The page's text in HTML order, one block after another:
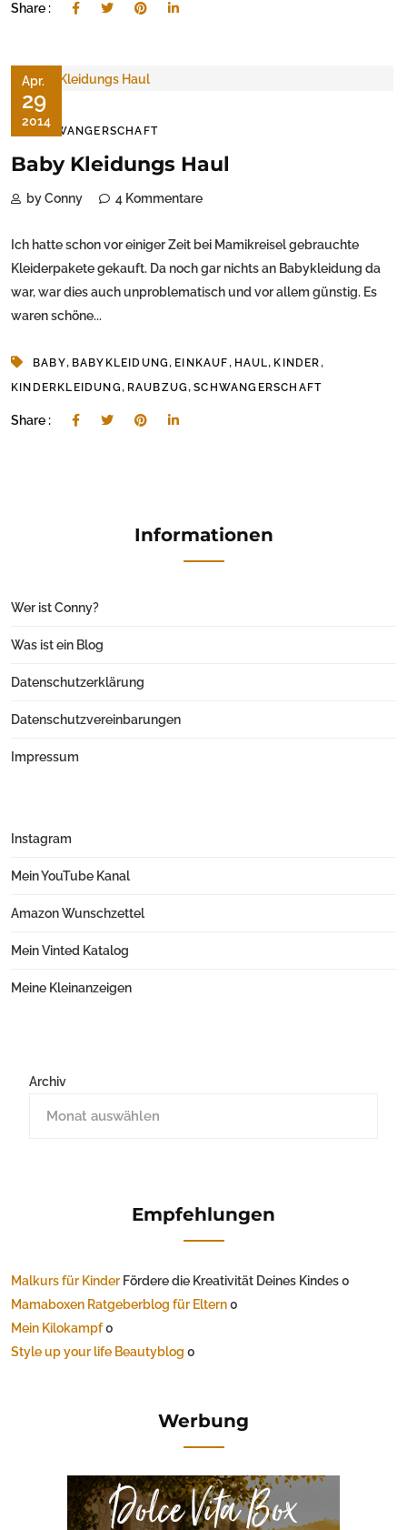
Share :
Apr.
29
2014
SCHWANGERSCHAFT
Baby Kleidungs Haul
by Conny 4 Kommentare
Ich hatte schon vor einiger Zeit bei Mamikreisel gebrauchte
Kleiderpakete gekauft. Da noch gar nichts an Babykleidung da
war, war dies auch unproblematisch und vor allem günstig. Es
waren schöne...
BABY, BABYKLEIDUNG, EINKAUF, HAUL, KINDER,
KINDERKLEIDUNG, RAUBZUG,SCHWANGERSCHAFT
Share :
Informationen
Wer ist Conny?
Was ist ein Blog
Datenschutzerklärung
Datenschutzvereinbarungen
Impressum
Instagram
Mein YouTube Kanal
Amazon Wunschzettel
Mein Vinted Katalog
Meine Kleinanzeigen
Archiv
Empfehlungen
Malkurs für Kinder Fördere die Kreativität Deines Kindes 0
Mamaboxen Ratgeberblog für Eltern0
Mein Kilokampf0
Style up your life Beautyblog 0
Werbung